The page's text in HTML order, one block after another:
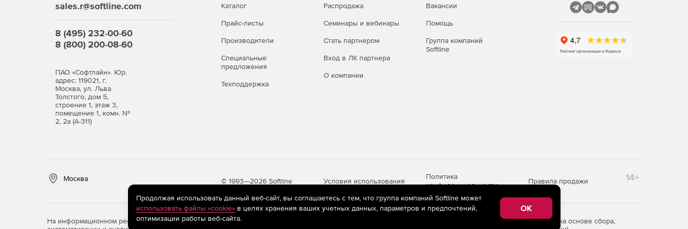
Интуитивно понятные отчеты и мгновенные оповещения
Использование подробных данных аудита для получения полезных аналитических сведений,
позволяющих повысить эффективность политик DLP и улучшить общую информационную гигиену
конечных устройств.
sales.r@softline.com
8 (495) 232-00-60
8 (800) 200-08-60
ПАО «Софтлайн». Юр.
адрес: 119021, г.
Москва, ул. Льва
Толстого, дом 5,
строение 1, этаж 3,
помещение 1, комн. №
2, 2а (А-311)
Каталог
Прайс-листы
Производители
Специальные
предложения
Техподдержка
Распродажа
Семинары и вебинары
Стать партнером
Вход в ЛК партнера
О компании
Вакансии
Помощь
Группа компаний
Softline
Москва © 1993—2026 Softline Условия использования
Политика
конфиденциальности
Правила продажи 14+
На информационном ресурсе store.softline.ru применяются
(информационные технологии предоставления информации на основе сбора,
Продолжая использовать данный веб-сайт, вы соглашаетесь с тем, что группа компаний Softline может
использовать файлы «cookie»в целях хранения ваших учетных данных, параметров и предпочтений,
оптимизации работы веб-сайта.
OK